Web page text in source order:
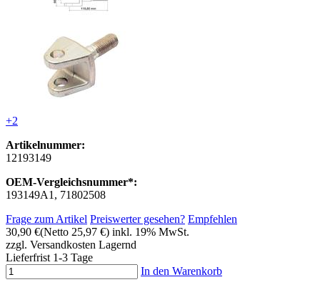
+2
Artikelnummer:
12193149
OEM-Vergleichsnummer*:
193149A1, 71802508
Frage zum Artikel Preiswerter gesehen? Empfehlen
30,90 €(Netto 25,97 €) inkl. 19% MwSt.
zzgl. Versandkosten Lagernd
Lieferfrist 1-3 Tage
In den Warenkorb